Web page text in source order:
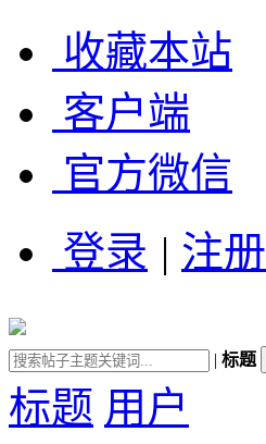
收藏本站
客户端
官方微信
登录 | 注册
| 标题
标题 用户